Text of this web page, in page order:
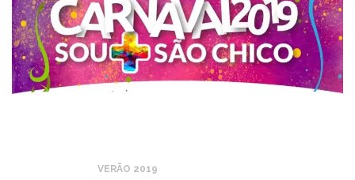
VERÃO 2019